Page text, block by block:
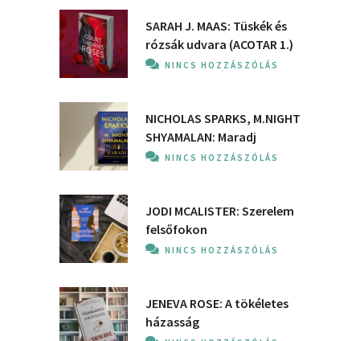
SARAH J. MAAS: Tüskék és
rózsák udvara (ACOTAR 1.)
NINCS HOZZÁSZÓLÁS
NICHOLAS SPARKS, M.NIGHT
SHYAMALAN: Maradj
NINCS HOZZÁSZÓLÁS
JODI MCALISTER: Szerelem
felsőfokon
NINCS HOZZÁSZÓLÁS
JENEVA ROSE: A ​tökéletes
házasság